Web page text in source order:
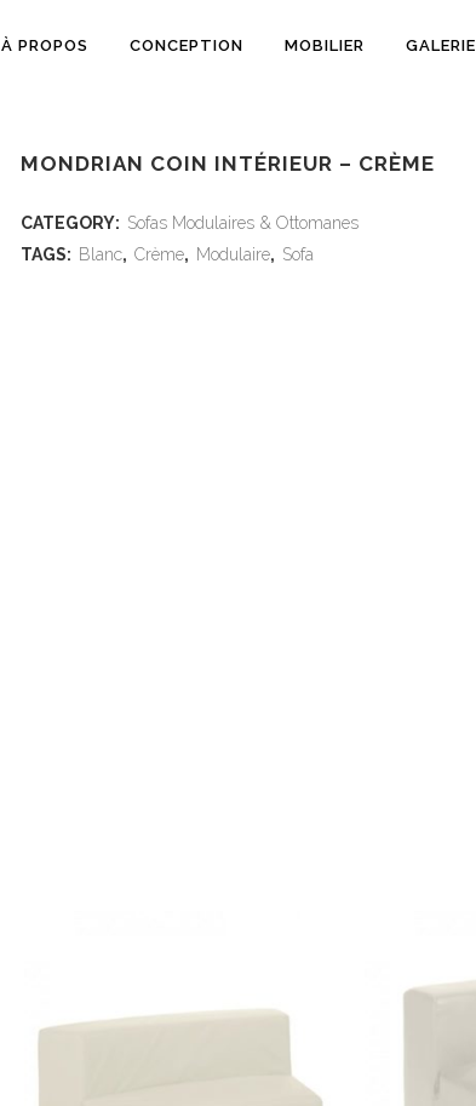
À PROPOS CONCEPTION MOBILIER GALERIE
MONDRIAN COIN INTÉRIEUR – CRÈME
CATEGORY: Sofas Modulaires & Ottomanes
TAGS: Blanc, Crème, Modulaire, Sofa